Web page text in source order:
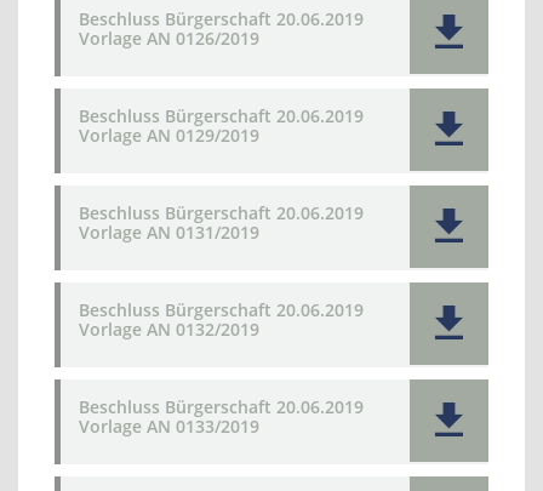
Beschluss Bürgerschaft 20.06.2019
Vorlage AN 0126/2019
Beschluss Bürgerschaft 20.06.2019
Vorlage AN 0129/2019
Beschluss Bürgerschaft 20.06.2019
Vorlage AN 0131/2019
Beschluss Bürgerschaft 20.06.2019
Vorlage AN 0132/2019
Beschluss Bürgerschaft 20.06.2019
Vorlage AN 0133/2019